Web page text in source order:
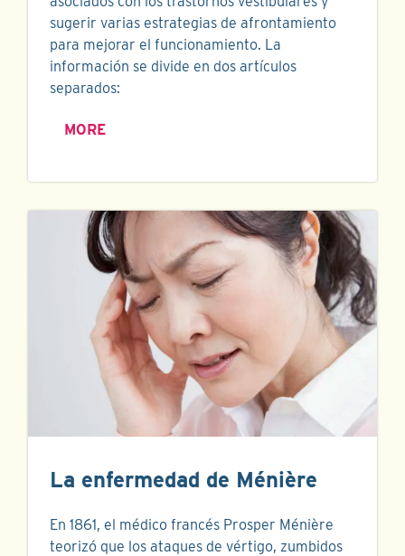
sugerir varias estrategias de afrontamiento
para mejorar el funcionamiento. La
información se divide en dos artículos
separados:
MORE
La enfermedad de Ménière
En 1861, el médico francés Prosper Ménière
teorizó que los ataques de vértigo, zumbidos